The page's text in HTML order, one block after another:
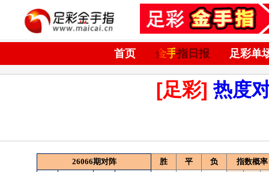
首页 金手指日报 足彩单
[足彩] 热度
26066期对阵 胜 平 负
指数概率